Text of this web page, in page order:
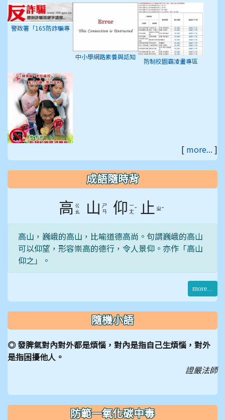
警政署「165防詐騙專
中小學網路素養與認知 防制校園霸凌畫專區
[ more... ]
成語隨時背
高 ㄍ
ㄠ
山 ㄕ
ㄢ
仰 ㄧ
ㄤˇ 止 ㄓˇ
高山，巍峨的高山，比喻道德高尚。句謂巍峨的高山
可以仰望，形容崇高的德行，令人景仰。亦作「高山
仰之」。
more...
隨機小語
◎ 發脾氣對內對外都是煩惱，對內是指自己生煩惱，對外
是指困擾他人。
證嚴法師
防範一氧化碳中毒